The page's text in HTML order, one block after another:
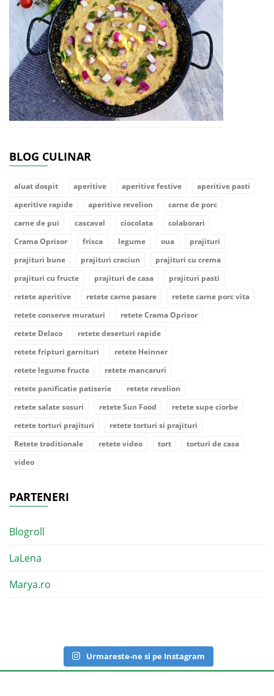
BLOG CULINAR
aluat dospit aperitive aperitive festive
aperitive pasti
aperitive rapide
aperitive revelion
carne de porc
carne de pui
cascaval ciocolata
colaborari
Crama Oprisor
frisca legume oua
prajituri
prajituri bune
prajituri craciun
prajituri cu crema
prajituri cu fructe
prajituri de casa
prajituri pasti
retete aperitive
retete carne pasare
retete carne porc vita
retete conserve muraturi
retete Crama Oprisor
retete Delaco
retete deserturi rapide
retete fripturi garnituri
retete Heinner
retete legume fructe
retete mancaruri
retete panificatie patiserie
retete revelion
retete salate sosuri
retete Sun Food
retete supe ciorbe
retete torturi prajituri
retete torturi si prajituri
Retete traditionale
retete video tort
torturi de casa
video
PARTENERI
Blogroll
LaLena
Marya.ro
Urmareste-ne si pe Instagram